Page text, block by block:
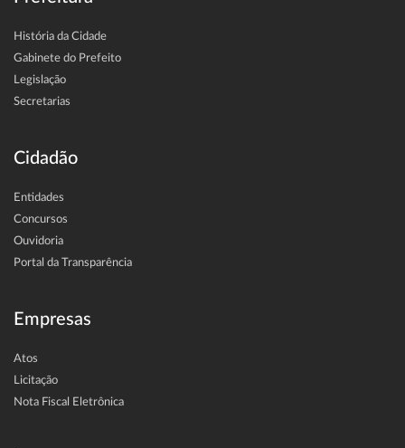
História da Cidade
Gabinete do Prefeito
Legislação
Secretarias
Cidadão
Entidades
Concursos
Ouvidoria
Portal da Transparência
Empresas
Atos
Licitação
Nota Fiscal Eletrônica